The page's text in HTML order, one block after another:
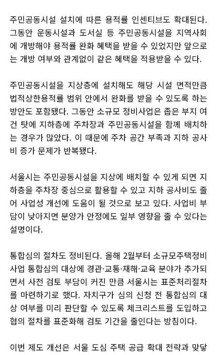
주민공동시설 설치에 따른 용적률 인센티브도 확대된다.
그동안 운동시설과 도서실 등 주민공동시설을 지역사회
에 개방해야 용적률 완화 혜택을 받을 수 있었지만 앞으로
는 개방 여부와 관계없이 같은 혜택을 적용받을 수 있다.
주민공동시설을 지상층에 설치해도 해당 시설 면적만큼
법적상한용적률 범위 안에서 완화를 받을 수 있도록 하는
방안도 포함됐다. 그동안 소규모 정비사업은 좁은 부지 여
건 탓에 지하층에 주차장과 주민공동시설을 함께 배치하
는 경우가 많았다. 이 때문에 주차 공간 부족과 지하 공사
비 증가 문제가 반복됐다.
서울시는 주민공동시설을 지상에 배치할 수 있게 되면 지
하층을 주차장 중심으로 활용할 수 있고 지하 공사비도 줄
어 사업성 개선에 도움이 될 것으로 보고 있다. 사업비 부
담이 낮아지면 분양가 안정에도 일부 영향을 줄 수 있다는
설명이다.
통합심의 절차도 정비된다. 올해 2월부터 소규모주택정비
사업 통합심의 대상에 경관·교통·재해·교육 분야가 추가되
면서 사전 검토 부담이 커진 만큼 서울시는 표준처리절차
를 마련하기로 했다. 자치구가 심의 신청 전 통합심의 대
상 여부를 미리 판단할 수 있도록 체크리스트를 도입하고
협의 절차를 표준화해 검토 기간을 줄인다는 방침이다.
이번 제도 개선은 서울 도심 주택 공급 확대 전략과 맞닿